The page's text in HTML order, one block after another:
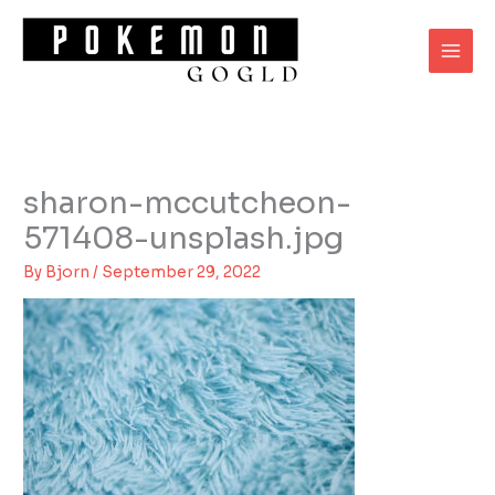
content
sharon-mccutcheon-
571408-unsplash.jpg
By Bjorn/ September 29, 2022